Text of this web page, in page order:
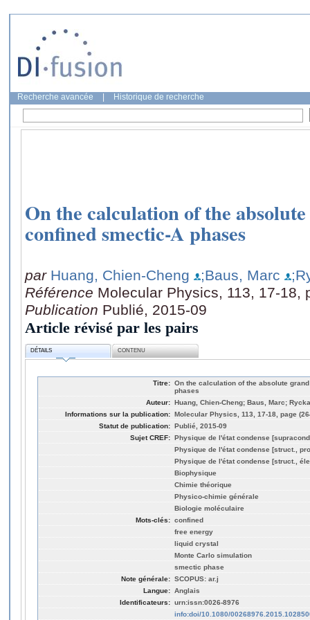
Recherche avancée Historique de recherche
On the calculation of the
confined smectic-A phases
par Huang, Chien-Cheng ;Baus, Marc
Référence Molecular Physics, 113, 17-18,
Publication Publié, 2015-09
Article révisé par les pairs
DÉTAILS CONTENU
Titre: On the calculation of the absolute
phases
Auteur: Huang, Chien-Cheng; Baus, Marc;
Informations sur la publication: Molecular Physics, 113, 17-18, page
Statut de publication: Publié, 2015-09
Sujet CREF: Physique de l'état condense
Physique de l'état condense [struct.,
Physique de l'état condense [struct.,
Biophysique
Chimie théorique
Physico-chimie générale
Biologie moléculaire
Mots-clés: confined
free energy
liquid crystal
Monte Carlo simulation
smectic phase
Note générale: SCOPUS: ar.j
Langue: Anglais
Identificateurs: urn:issn:0026-8976
info:doi/10.1080/